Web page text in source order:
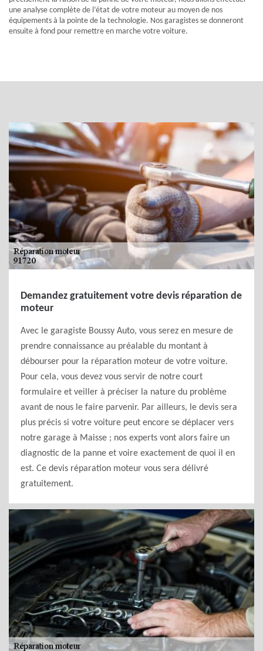
une analyse complète de l’état de votre moteur au moyen de nos
équipements à la pointe de la technologie. Nos garagistes se donneront
ensuite à fond pour remettre en marche votre voiture.
Demandez gratuitement votre devis réparation de
moteur
Avec le garagiste Boussy Auto, vous serez en mesure de
prendre connaissance au préalable du montant à
débourser pour la réparation moteur de votre voiture.
Pour cela, vous devez vous servir de notre court
formulaire et veiller à préciser la nature du problème
avant de nous le faire parvenir. Par ailleurs, le devis sera
plus précis si votre voiture peut encore se déplacer vers
notre garage à Maisse ; nos experts vont alors faire un
diagnostic de la panne et voire exactement de quoi il en
est. Ce devis réparation moteur vous sera délivré
gratuitement.